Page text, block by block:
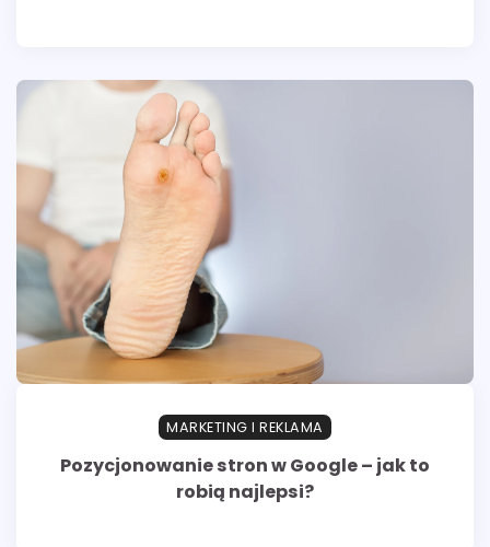
MARKETING I REKLAMA
Pozycjonowanie stron w Google – jak to
robią najlepsi?